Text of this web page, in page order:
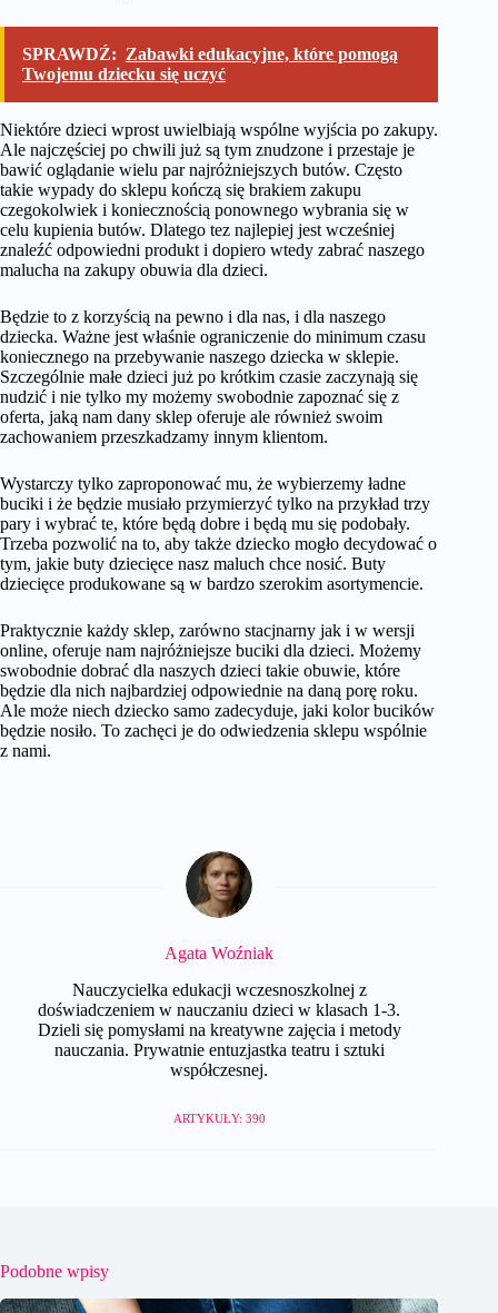
SPRAWDŹ: Zabawki edukacyjne, które pomogą
Twojemu dziecku się uczyć
Niektóre dzieci wprost uwielbiają wspólne wyjścia po zakupy.
Ale najczęściej po chwili już są tym znudzone i przestaje je
bawić oglądanie wielu par najróżniejszych butów. Często
takie wypady do sklepu kończą się brakiem zakupu
czegokolwiek i koniecznością ponownego wybrania się w
celu kupienia butów. Dlatego tez najlepiej jest wcześniej
znaleźć odpowiedni produkt i dopiero wtedy zabrać naszego
malucha na zakupy obuwia dla dzieci.
Będzie to z korzyścią na pewno i dla nas, i dla naszego
dziecka. Ważne jest właśnie ograniczenie do minimum czasu
koniecznego na przebywanie naszego dziecka w sklepie.
Szczególnie małe dzieci już po krótkim czasie zaczynają się
nudzić i nie tylko my możemy swobodnie zapoznać się z
oferta, jaką nam dany sklep oferuje ale również swoim
zachowaniem przeszkadzamy innym klientom.
Wystarczy tylko zaproponować mu, że wybierzemy ładne
buciki i że będzie musiało przymierzyć tylko na przykład trzy
pary i wybrać te, które będą dobre i będą mu się podobały.
Trzeba pozwolić na to, aby także dziecko mogło decydować o
tym, jakie buty dziecięce nasz maluch chce nosić. Buty
dziecięce produkowane są w bardzo szerokim asortymencie.
Praktycznie każdy sklep, zarówno stacjnarny jak i w wersji
online, oferuje nam najróżniejsze buciki dla dzieci. Możemy
swobodnie dobrać dla naszych dzieci takie obuwie, które
będzie dla nich najbardziej odpowiednie na daną porę roku.
Ale może niech dziecko samo zadecyduje, jaki kolor bucików
będzie nosiło. To zachęci je do odwiedzenia sklepu wspólnie
z nami.
Agata Woźniak
Nauczycielka edukacji wczesnoszkolnej z
doświadczeniem w nauczaniu dzieci w klasach 1-3.
Dzieli się pomysłami na kreatywne zajęcia i metody
nauczania. Prywatnie entuzjastka teatru i sztuki
współczesnej.
ARTYKUŁY: 390
Podobne wpisy